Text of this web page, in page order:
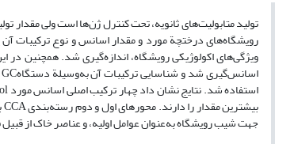
تولید متابولیت‌های ثانویه، تحت کنترل ژن‌ها است ولی مقدار
ویژگی‌های اکولوژیکی رویشگاه، اندازه‌گیری شد. همچنین
جهت شیب رویشگاه به‌عنوان عوامل اولیه، و عناصر خاک از